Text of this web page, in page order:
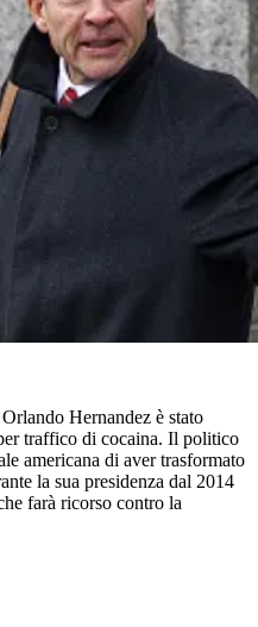
Hernandez è stato
traffico di cocaina. Il politico
americana di aver trasformato
la sua presidenza dal 2014
farà ricorso contro la